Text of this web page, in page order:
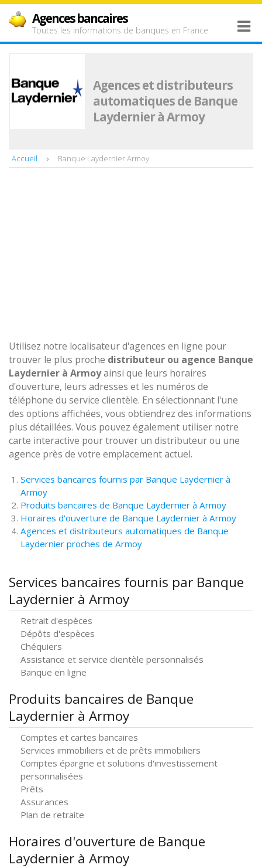
Agences bancaires
Toutes les informations de banques en France
Agences et distributeurs
automatiques de Banque
Laydernier à Armoy
Accueil Banque Laydernier Armoy
Utilisez notre localisateur d'agences en ligne pour
trouver le plus proche distributeur ou agence Banque
Laydernier à Armoyainsi que leurs horaires
d'ouverture, leurs adresses et les numéros de
téléphone du service clientèle. En sélectionnant l'une
des options affichées, vous obtiendrez des informations
plus détaillées. Vous pouvez également utiliser notre
carte interactive pour trouver un distributeur ou une
agence près de votre emplacement actuel.
Services bancaires fournis par Banque Laydernier à
Armoy
Produits bancaires de Banque Laydernier à Armoy
Horaires d'ouverture de Banque Laydernier à Armoy
Agences et distributeurs automatiques de Banque
Laydernier proches de Armoy
Services bancaires fournis par Banque
Laydernier à Armoy
Retrait d'espèces
Dépôts d'espèces
Chéquiers
Assistance et service clientèle personnalisés
Banque en ligne
Produits bancaires de Banque
Laydernier à Armoy
Comptes et cartes bancaires
Services immobiliers et de prêts immobiliers
Comptes épargne et solutions d'investissement
personnalisées
Prêts
Assurances
Plan de retraite
Horaires d'ouverture de Banque
Laydernier à Armoy